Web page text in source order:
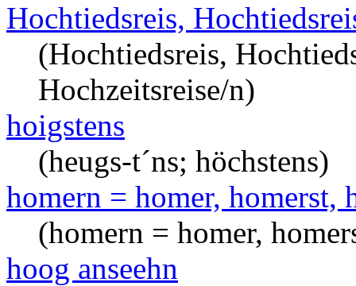
Hochtiedsreis,
(Hochtiedsreis,
Hochzeitsreise/n)
hoigstens
(heugs-t´ns; höchstens)
homern = homer, homerst,
(homern = homer,
hoog anseehn